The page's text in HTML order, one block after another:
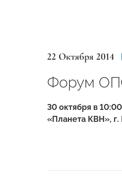
22 Октября 2014
Форум
30 октября в
«Планета КВН», г.